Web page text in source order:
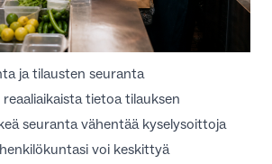
ja tilausten seuranta
reaaliaikaista tietoa tilauksen
seuranta vähentää kyselysoittoja
voi keskittyä